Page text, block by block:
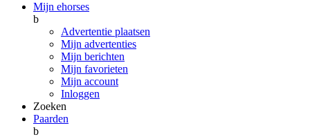
Mijn ehorses
b
Advertentie plaatsen
Mijn advertenties
Mijn berichten
Mijn favorieten
Mijn account
Inloggen
Zoeken
Paarden
b